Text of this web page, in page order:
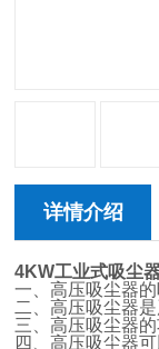
详情介绍
4KW工业式吸尘
一、高压吸尘器
二、高压吸尘器
三、高压吸尘器
四、高压吸尘器